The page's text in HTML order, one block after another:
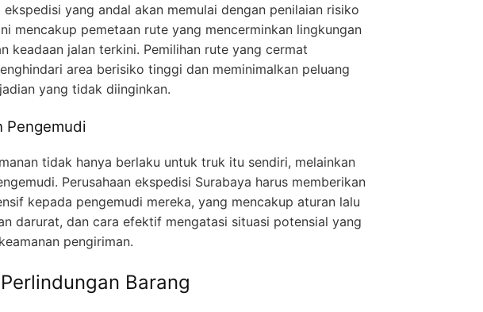
ekspedisi yang andal akan memulai dengan penilaian risiko
mencakup pemetaan rute yang mencerminkan lingkungan
keadaan jalan terkini. Pemilihan rute yang cermat
area berisiko tinggi dan meminimalkan peluang
yang tidak diinginkan.
Pengemudi
tidak hanya berlaku untuk truk itu sendiri, melainkan
Perusahaan ekspedisi Surabaya harus memberikan
kepada pengemudi mereka, yang mencakup aturan lalu
darurat, dan cara efektif mengatasi situasi potensial yang
pengiriman.
Barang